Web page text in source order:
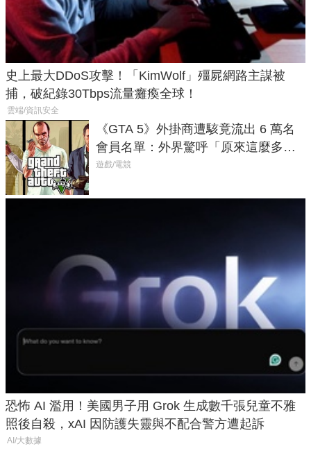
史上最大DDoS攻擊！「KimWolf」殭屍網路主謀被
捕，破紀錄30Tbps流量癱瘓全球！
雲端/資訊安全
《GTA 5》外掛商遭駭竟流出 6 萬名
會員名單：外界驚呼「原來這麼多人
在開掛！」
遊戲/電競
恐怖 AI 濫用！美國男子用 Grok 生成數千張兒童不雅
照後自殺，xAI 因防護失靈與不配合警方遭起訴
AI/大數據